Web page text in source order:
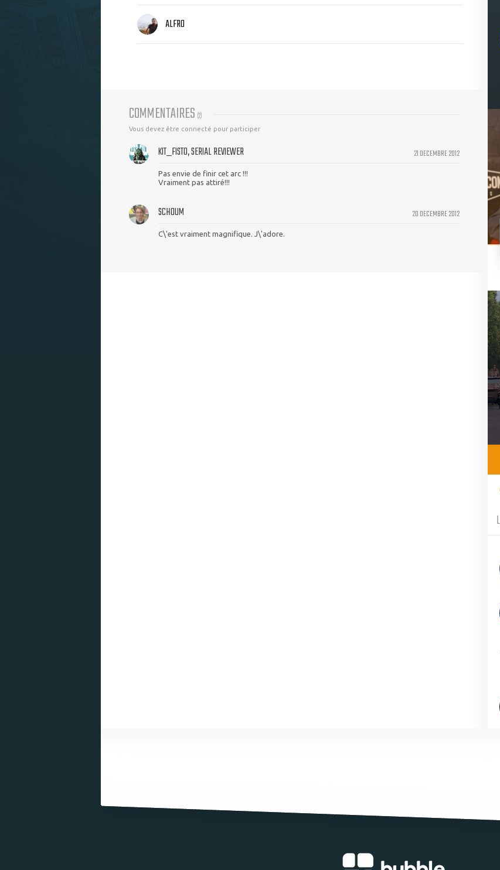
ALFRO
COMMENTAIRES (2)
Vous devez être connecté pour participer
21 DECEMBRE 2012
KIT_FISTO, SERIAL REVIEWER
Pas envie de finir cet arc !!!
Vraiment pas attiré!!!
20 DECEMBRE 2012
SCHOUM
C\'est vraiment magnifique. J\'adore.